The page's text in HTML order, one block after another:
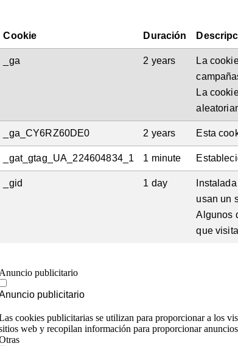
Cookie Duración
_ga 2 years
La
La
_ga_CY6RZ60DE0 2 years Esta
_gat_gtag_UA_224604834_1 1 minute
_gid 1 day
usan un
Algunos
que
Anuncio publicitario
publicitario
cookies publicitarias se utilizan para proporcionar a los
web y recopilan información para proporcionar